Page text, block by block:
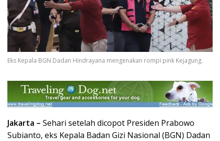
Eks Kepala BGN Dadan Hindrayana mengenakan rompi pink Kejagung.
Jakarta – Sehari setelah dicopot Presiden Prabowo
Subianto, eks Kepala Badan Gizi Nasional (BGN) Dadan